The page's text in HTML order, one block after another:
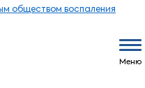
обществом воспаления
Меню